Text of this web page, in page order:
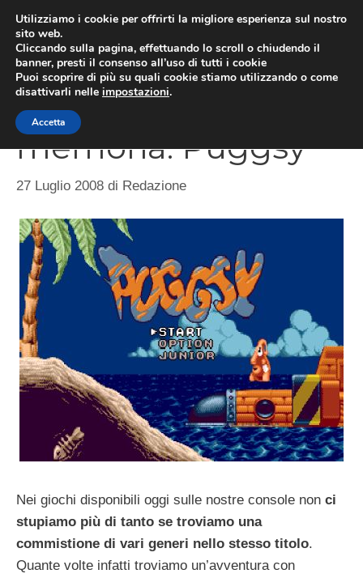
contenuto
Giochi della
memoria: Puggsy
27 Luglio 2008 di Redazione
Nei giochi disponibili oggi sulle nostre console non ci
stupiamo più di tanto se troviamo una
commistione di vari generi nello stesso titolo.
Quante volte infatti troviamo un’avventura con
Utilizziamo i cookie per offrirti la migliore esperienza sul nostro
sito web.
Cliccando sulla pagina, effettuando lo scroll o chiudendo il
banner, presti il consenso all’uso di tutti i cookie
Puoi scoprire di più su quali cookie stiamo utilizzando o come
disattivarli nelle impostazioni.
Accetta